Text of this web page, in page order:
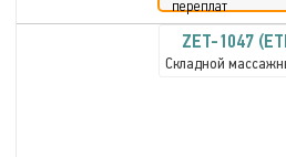
переплат
ZET-1047
Складной